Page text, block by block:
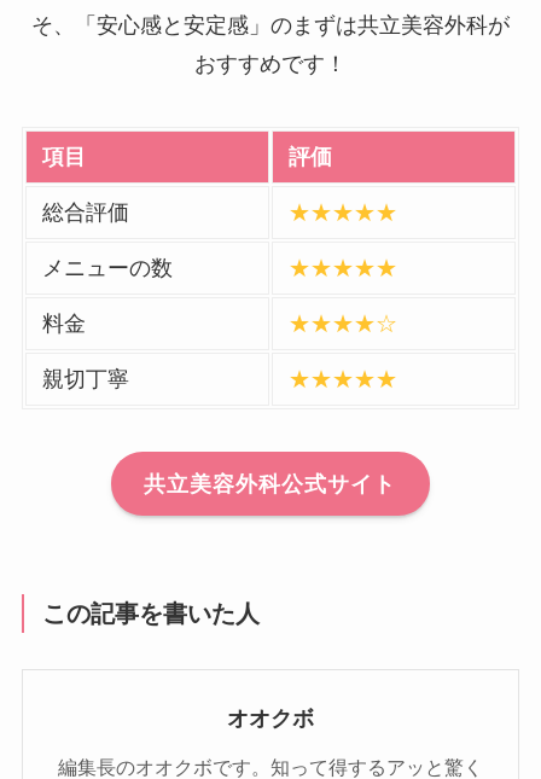
そ、「安心感と安定感」のまずは共立美容外科が
おすすめです！
項目 評価
総合評価 ★★★★★
メニューの数 ★★★★★
料金 ★★★★☆
親切丁寧 ★★★★★
共立美容外科公式サイト
この記事を書いた人
オオクボ
編集長のオオクボです。知って得するアッと驚く